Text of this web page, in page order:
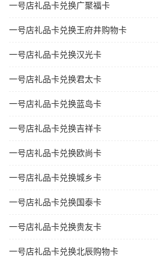
一号店礼品卡兑换广聚福卡
一号店礼品卡兑换王府井购物卡
一号店礼品卡兑换汉光卡
一号店礼品卡兑换君太卡
一号店礼品卡兑换蓝岛卡
一号店礼品卡兑换吉祥卡
一号店礼品卡兑换欧尚卡
一号店礼品卡兑换城乡卡
一号店礼品卡兑换国泰卡
一号店礼品卡兑换贵友卡
一号店礼品卡兑换北辰购物卡